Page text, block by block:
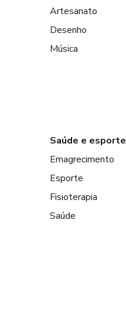
Artesanato
Desenho
Música
Saúde e esporte
Emagrecimento
Esporte
Fisioterapia
Saúde